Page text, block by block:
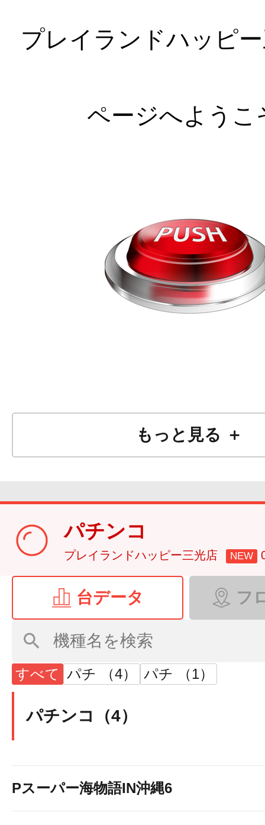
プレイランドハッピ
ページへようこ
ボタンPUSHでお気に入り
す♪
≪ＨＡＰＰＹ 三
8月8 日(土)
10時開店
抽選開始9時40分
抽選参加上限300
もっと見る ＋
パチンコ
プレイランドハッピー三光店 NEW
台データ フ
すべて パチ （4） パチ （1）
パチンコ（4）
Pスーパー海物語IN沖縄6